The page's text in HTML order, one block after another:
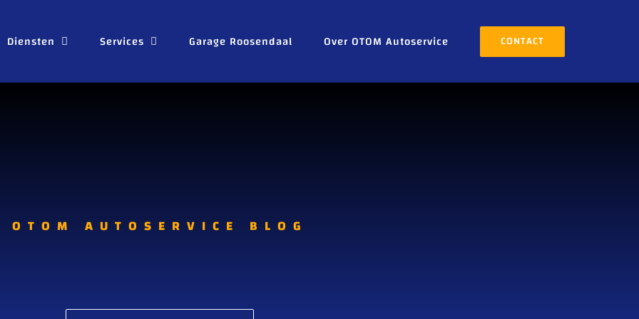
Diensten Services Garage Roosendaal Over OTOM Autoservice CONTACT
OTOM AUTOSERVICE BLOG